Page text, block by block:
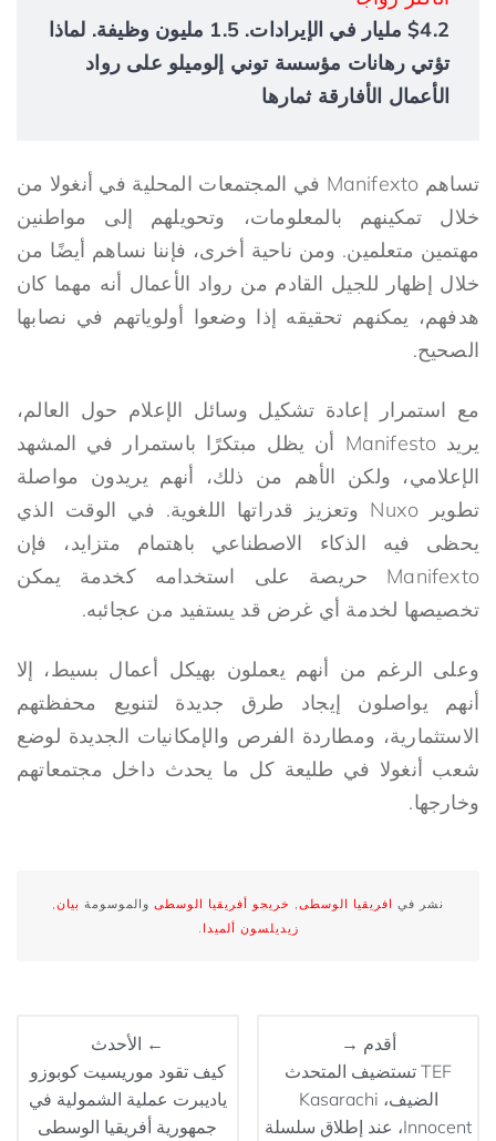
$4.2 مليار في الإيرادات. 1.5 مليون وظيفة. لماذا
تؤتي رهانات مؤسسة توني إلوميلو على رواد
الأعمال الأفارقة ثمارها
تساهم Manifexto في المجتمعات المحلية في أنغولا من
خلال تمكينهم بالمعلومات، وتحويلهم إلى مواطنين
مهتمين متعلمين. ومن ناحية أخرى، فإننا نساهم أيضًا من
خلال إظهار للجيل القادم من رواد الأعمال أنه مهما كان
هدفهم، يمكنهم تحقيقه إذا وضعوا أولوياتهم في نصابها
الصحيح.
مع استمرار إعادة تشكيل وسائل الإعلام حول العالم،
يريد Manifesto أن يظل مبتكرًا باستمرار في المشهد
الإعلامي، ولكن الأهم من ذلك، أنهم يريدون مواصلة
تطوير Nuxo وتعزيز قدراتها اللغوية. في الوقت الذي
يحظى فيه الذكاء الاصطناعي باهتمام متزايد، فإن
Manifexto حريصة على استخدامه كخدمة يمكن
تخصيصها لخدمة أي غرض قد يستفيد من عجائبه.
وعلى الرغم من أنهم يعملون بهيكل أعمال بسيط، إلا
أنهم يواصلون إيجاد طرق جديدة لتنويع محفظتهم
الاستثمارية، ومطاردة الفرص والإمكانيات الجديدة لوضع
شعب أنغولا في طليعة كل ما يحدث داخل مجتمعاتهم
وخارجها.
نشر في افريقيا الوسطى, خريجو أفريقيا الوسطى والموسومة بيان,
زيديلسون ألميدا .
← الأحدث
كيف تقود موريسيت كوبوزو
ياديبرت عملية الشمولية في
جمهورية أفريقيا الوسطى
أقدم →
TEF تستضيف المتحدث
الضيف، Kasarachi
Innocent، عند إطلاق سلسلة